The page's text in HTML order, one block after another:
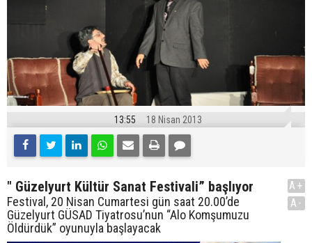
13:55 18 Nisan 2013
" Güzelyurt Kültür Sanat Festivali” başlıyor
Festival, 20 Nisan Cumartesi gün saat 20.00’de
Güzelyurt GÜSAD Tiyatrosu’nun “Alo Komşumuzu
Öldürdük” oyunuyla başlayacak
A+
A-